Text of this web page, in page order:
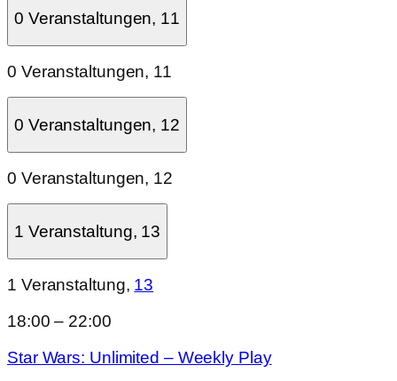
0 Veranstaltungen, 11
0 Veranstaltungen, 11
0 Veranstaltungen, 12
0 Veranstaltungen, 12
1 Veranstaltung, 13
1 Veranstaltung, 13
18:00– 22:00
Star Wars: Unlimited – Weekly Play